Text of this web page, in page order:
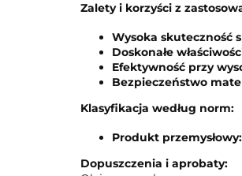
Zalety i korzyści z
Wysoka skuteczność
Doskonałe
Efektywność przy
Bezpieczeństwo
Klasyfikacja według norm:
Produkt przemysłowy:
Dopuszczenia i aprobaty: